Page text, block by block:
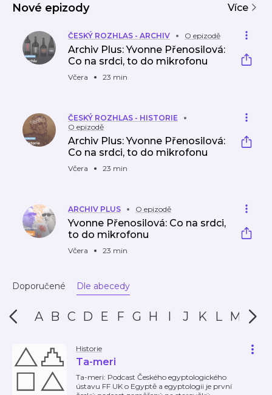
Nové epizody Více
ČESKÝ ROZHLAS - ARCHIV O epizodě
Archiv Plus: Yvonne Přenosilová:
Co na srdci, to do mikrofonu
Včera 23 min
ČESKÝ ROZHLAS - HISTORIE
O epizodě
Archiv Plus: Yvonne Přenosilová:
Co na srdci, to do mikrofonu
Včera 23 min
ARCHIV PLUS O epizodě
Yvonne Přenosilová: Co na srdci,
to do mikrofonu
Včera 23 min
Doporučené Dle abecedy
A B C D E F G H I J K L M N
Historie
Ta-meri
Ta-meri: Podcast Českého egyptologického
ústavu FF UK o Egyptě a egyptologii je první